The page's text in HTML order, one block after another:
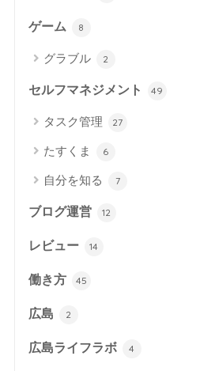
ゲーム 8
グラブル 2
セルフマネジメント 49
タスク管理 27
たすくま 6
自分を知る 7
ブログ運営 12
レビュー 14
働き方 45
広島 2
広島ライフラボ 4